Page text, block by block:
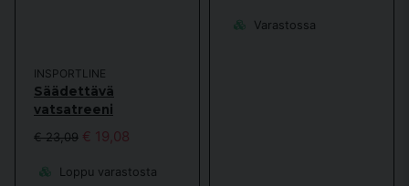
INSPORTLINE
Säädettävä
vatsatreeni
€ 23,09 € 19,08
Loppu varastosta
Varastossa